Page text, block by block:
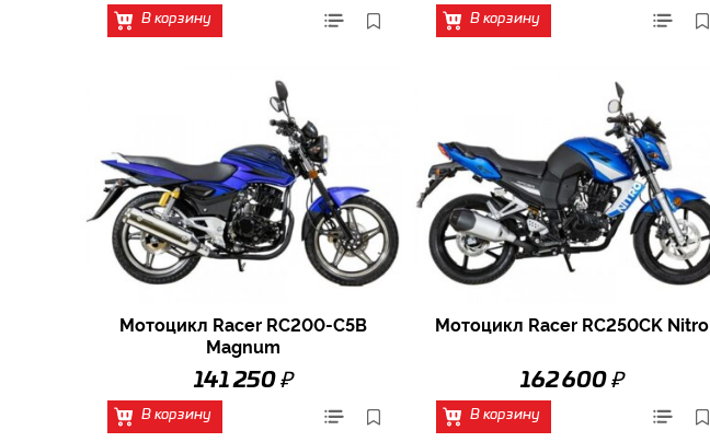
В корзину В корзину
Мотоцикл Racer RC200-C5B
Magnum
141 250 ₽
В корзину
Мотоцикл Racer RC250CK Nitro
162 600 ₽
В корзину